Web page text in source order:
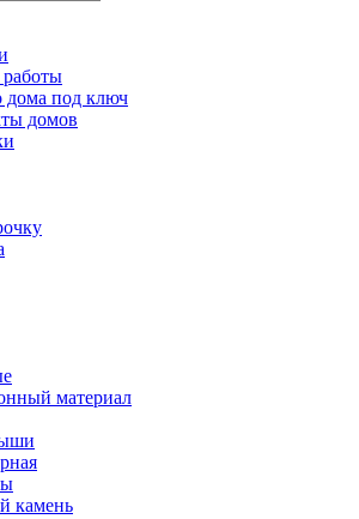
дома под ключ
домов
материал
камень